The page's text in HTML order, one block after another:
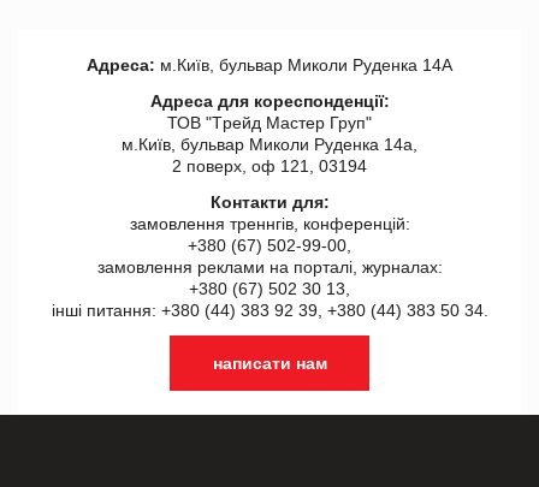
Адреса: м.Київ, бульвар Миколи Руденка 14А
Адреса для кореспонденції:
ТОВ "Tрейд Мастер Груп"
м.Київ, бульвар Миколи Руденка 14а,
2 поверх, оф 121, 03194
Контакти для:
замовлення треннгів, конференцій:
+380 (67) 502-99-00,
замовлення реклами на порталі, журналах:
+380 (67) 502 30 13,
інші питання: +380 (44) 383 92 39, +380 (44) 383 50 34.
написати нам